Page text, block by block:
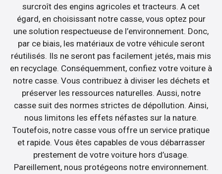
surcroît des engins agricoles et tracteurs. A cet
égard, en choisissant notre casse, vous optez pour
une solution respectueuse de l’environnement. Donc,
par ce biais, les matériaux de votre véhicule seront
réutilisés. Ils ne seront pas facilement jetés, mais mis
en recyclage. Conséquemment, confiez votre voiture à
notre casse. Vous contribuez à diviser les déchets et
préserver les ressources naturelles. Aussi, notre
casse suit des normes strictes de dépollution. Ainsi,
nous limitons les effets néfastes sur la nature.
Toutefois, notre casse vous offre un service pratique
et rapide. Vous êtes capables de vous débarrasser
prestement de votre voiture hors d’usage.
Pareillement, nous protégeons notre environnement.